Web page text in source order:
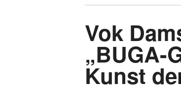
Vok
„BUGA-
Kunst